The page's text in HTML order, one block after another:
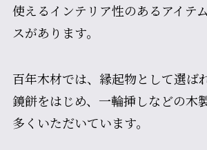
使えるインテリア性のあるアイテ
スがあります。
百年木材では、縁起物として選ば
鏡餅をはじめ、一輪挿しなどの木
多くいただいています。